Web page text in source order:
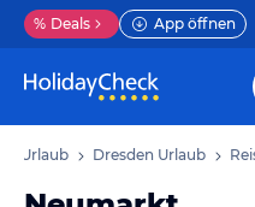
% Deals App öffnen
Urlaub Dresden Urlaub